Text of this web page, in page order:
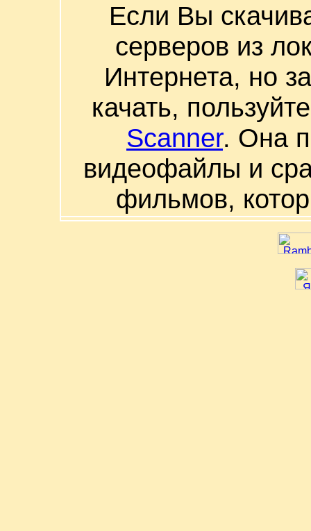
Если Вы
серверов из
Интернета, но
качать,
Scanner. Она
видеофайлы и
фильмов,